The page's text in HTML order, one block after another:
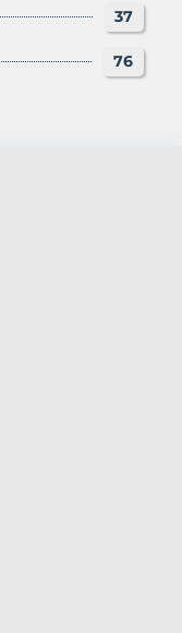
37
76